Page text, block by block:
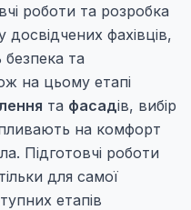
роботи та розробка
фахівців,
безпека та
на цьому етапі
та фасадів, вибір
на комфорт
Підготовчі роботи
для самої
етапів